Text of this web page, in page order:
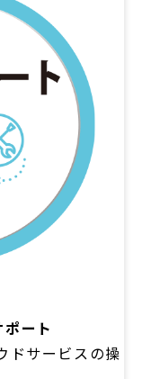
ート
ドサービスの操